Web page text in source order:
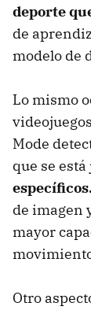
deporte
de
modelo de
Lo mismo
Mode
que se
de imagen
mayor
Otro